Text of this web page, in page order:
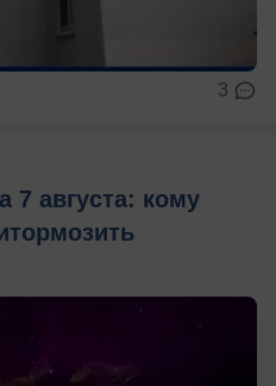
3
7 августа: кому